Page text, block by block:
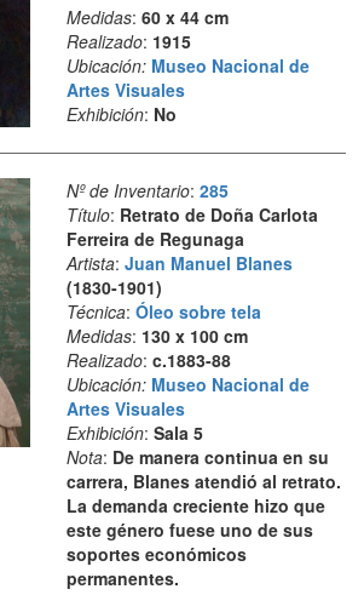
Medidas: 60 x 44 cm
Realizado: 1915
Ubicación: Museo Nacional de
Artes Visuales
Exhibición: No
Nº de Inventario: 285
Título: Retrato de Doña Carlota
Ferreira de Regunaga
Artista: Juan Manuel Blanes
(1830-1901)
Técnica: Óleo sobre tela
Medidas: 130 x 100 cm
Realizado: c.1883-88
Ubicación: Museo Nacional de
Artes Visuales
Exhibición: Sala 5
Nota: De manera continua en su
carrera, Blanes atendió al retrato.
La demanda creciente hizo que
este género fuese uno de sus
soportes económicos
permanentes.